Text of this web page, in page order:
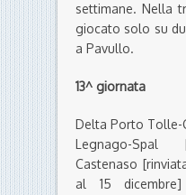
settimane. Nella
giocato solo su
a Pavullo.
13^ giornata
Delta Porto Tolle-
Legnago-Spal
Castenaso
al 15 dicembre]